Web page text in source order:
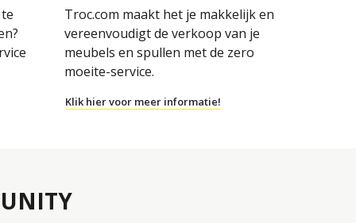
Troc.com maakt het je makkelijk en
vereenvoudigt de verkoop van je
meubels en spullen met de zero
moeite-service.
Klik hier voor meer informatie!